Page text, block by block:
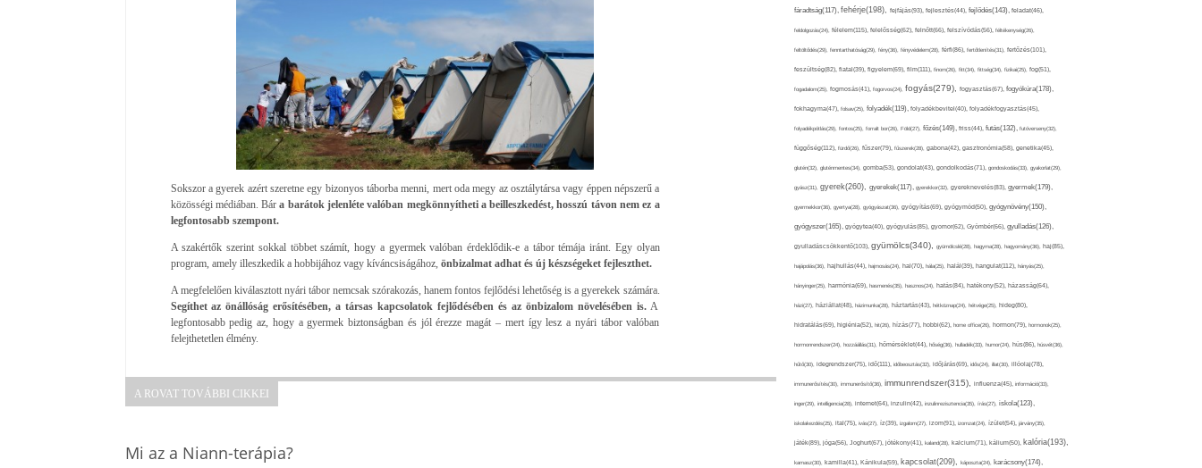
Sokszor a gyerek azért szeretne egy bizonyos táborba menni, mert oda megy az osztálytársa vagy éppen népszerű a
közösségi médiában. Bára barátok jelenléte valóban megkönnyítheti a beilleszkedést, hosszú távon nem ez a
legfontosabb szempont.
A szakértők szerint sokkal többet számít, hogy a gyermek valóban érdeklődik-e a tábor témája iránt. Egy olyan
program, amely illeszkedik a hobbijához vagy kíváncsiságához, önbizalmat adhat és új készségeket fejleszthet.
A megfelelően kiválasztott nyári tábor nemcsak szórakozás, hanem fontos fejlődési lehetőség is a gyerekek számára.
Segíthet az önállóság erősítésében, a társas kapcsolatok fejlődésében és az önbizalom növelésében is.A
legfontosabb pedig az, hogy a gyermek biztonságban és jól érezze magát – mert így lesz a nyári tábor valóban
felejthetetlen élmény.
A ROVAT TOVÁBBI CIKKEI
Mi az a Niann-terápia?
fáradtság(117), fehérje(198), fejfájás(93), fejlesztés(44), fejlődés(143), feladat(46),
feldolgozás(24), félelem(115), felelősség(62), felnőtt(66), felszívódás(56), féltékenység(26),
feltöltődés(29), fenntarthatóság(29), fény(36), fényvédelem(28), férfi(86), fertőtlenítés(31), fertőzés(101),
feszültség(82), fiatal(39), figyelem(69), film(111), finom(26), fitt(34), fittség(34), fizikai(25), fog(51),
fogadalom(25), fogmosás(41), fogorvos(24), fogyás(279), fogyasztás(67), fogyókúra(178),
fokhagyma(47), folsav(25), folyadék(119), folyadékbevitel(40), folyadékfogyasztás(45),
folyadékpótlás(29), fontos(25), forralt bor(26), Föld(27), főzés(149), friss(44), futás(132), futóverseny(32),
függőség(112), fürdő(26), fűszer(79), fűszerek(28), gabona(42), gasztronómia(58), genetika(45),
glutén(32), gluténmentes(34), gomba(53), gondolat(43), gondolkodás(71), gondoskodás(33), gyakorlat(29),
gyász(31), gyerek(260), gyerekek(117), gyerekkor(32), gyereknevelés(83), gyermek(179),
gyermekkor(36), gyertya(28), gyógyászat(36), gyógyítás(69), gyógymód(50), gyógynövény(150),
gyógyszer(165), gyógytea(40), gyógyulás(85), gyomor(62), Gyömbér(66), gyulladás(126),
gyulladáscsökkentő(103), gyümölcs(340), gyümölcslé(28), hagyma(28), hagyomány(36), haj(85),
hajápolás(36), hajhullás(44), hajmosás(24), hal(70), hála(25), halál(39), hangulat(112), hányás(25),
hányinger(25), harmónia(69), hasmenés(35), hasznos(24), hatás(84), hatékony(52), házasság(64),
házi(27), háziállat(48), házimunka(28), háztartás(43), hétköznap(24), hétvége(25), hideg(80),
hidratálás(69), higiénia(52), hit(26), hízás(77), hobbi(62), home office(26), hormon(79), hormonok(25),
hormonrendszer(24), hozzáállás(31), hőmérséklet(44), hőség(36), hulladék(33), humor(24), hús(86), húsvét(36),
hűtő(30), idegrendszer(75), idő(111), időbeosztás(32), időjárás(69), idős(24), illat(30), illóolaj(78),
immunerősítés(30), immunerősítő(36), immunrendszer(315), influenza(45), információ(33),
inger(29), intelligencia(28), internet(64), inzulin(42), inzulinrezisztencia(35), írás(27), iskola(123),
iskolakezdés(25), ital(75), ivás(27), íz(39), izgalom(27), izom(91), izomzat(24), ízület(54), járvány(35),
játék(89), jóga(56), Joghurt(67), jótékony(41), kaland(28), kalcium(71), kálium(50), kalória(193),
kamasz(30), kamilla(41), Kánikula(59), kapcsolat(209), káposzta(24), karácsony(174),